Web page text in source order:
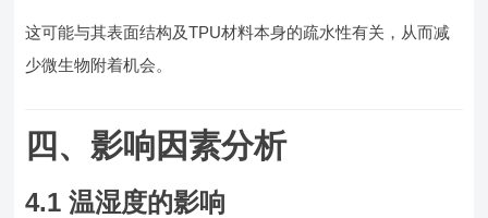
这可能与其表面结构及TPU材料本身的疏水性有关，从而减
少微生物附着机会。
四、影响因素分析
4.1 温湿度的影响